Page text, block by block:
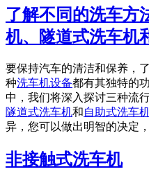
了解不同的洗车方
机、隧道式洗车机
要保持汽车的清洁和保养，
种洗车机设备都有其独特的
中，我们将深入探讨三种流
隧道式洗车机和自助式洗车
异，您可以做出明智的决定
非接触式洗车机